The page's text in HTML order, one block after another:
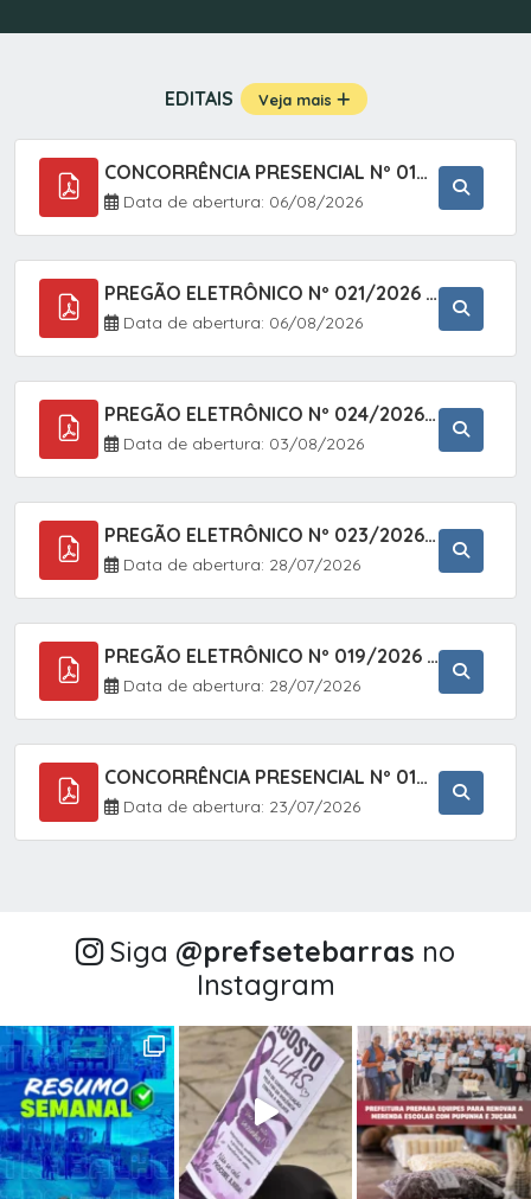
EDITAIS Veja mais
CONCORRÊNCIA PRESENCIAL Nº 019/2025 - PAVIMENTAÇÃO ASFÁLTICA EM TRECHO DA RUA 2 NO BAIRRO VILA SOARES NO MUNICÍPIO DE SETE BARRAS/SP.
Data de abertura: 06/08/2026
PREGÃO ELETRÔNICO Nº 021/2026 - AQUISIÇÃO DE CONTENTORES E CARRINHOS, DESTINADOS A COLETIVA E MANEJO DE RESÍDUOS SÓLIDOS, ATRAVÉS DO SISTEMA DE REGISTRO DE PREÇOS (SRP)
Data de abertura: 06/08/2026
PREGÃO ELETRÔNICO Nº 024/2026 - AQUISIÇÃO DE GÁS MEDICINAL TIPO OXIGÊNIO (1,00 M3, 3,00 M3 E 10,00 M3), EM ATENDIMENTO À SECRETARIA MUNICIPAL DE SAÚDE, ATRAVÉS DO SISTEMA DE REGISTRO DE PREÇOS (SRP)
Data de abertura: 03/08/2026
PREGÃO ELETRÔNICO Nº 023/2026 - AQUISIÇÃO DE ENXOVAL INFANTIL, EM ATENDIMENTO À SECRETARIA MUNICIPAL DE EDUCAÇÃO, ATRAVÉS DO SISTEMA DE REGISTRO DE PREÇOS (SRP).
Data de abertura: 28/07/2026
PREGÃO ELETRÔNICO Nº 019/2026 - CONTRATAÇÃO DE EMPRESA ESPECIALIZADA PARA A PRESTAÇÃO DE SERVIÇOS VETERINÁRIOS CLÍNICOS E CIRÚRGICOS, COM FOCO EM AÇÕES DE SAÚDE PÚBLICA, BEM-ESTAR ANIMAL E CONTROLE POPULACIONAL ÉTICO DE CÃES E GATOS, EM ATENDIMENTO À
Data de abertura: 28/07/2026
CONCORRÊNCIA PRESENCIAL Nº 018/2026 - PAVIMENTAÇÃO ASFÁLTICA NO BAIRRO VOTUPOCA ? ESTRADA DA RAPOSA, NO MUNICÍPIO DE SETE BARRAS/SP
Data de abertura: 23/07/2026
Siga @‌prefsetebarras no
Instagram